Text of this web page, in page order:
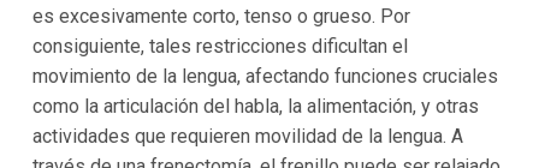
es excesivamente corto, tenso o grueso. Por
consiguiente, tales restricciones dificultan el
movimiento de la lengua, afectando funciones cruciales
como la articulación del habla, la alimentación, y otras
actividades que requieren movilidad de la lengua. A